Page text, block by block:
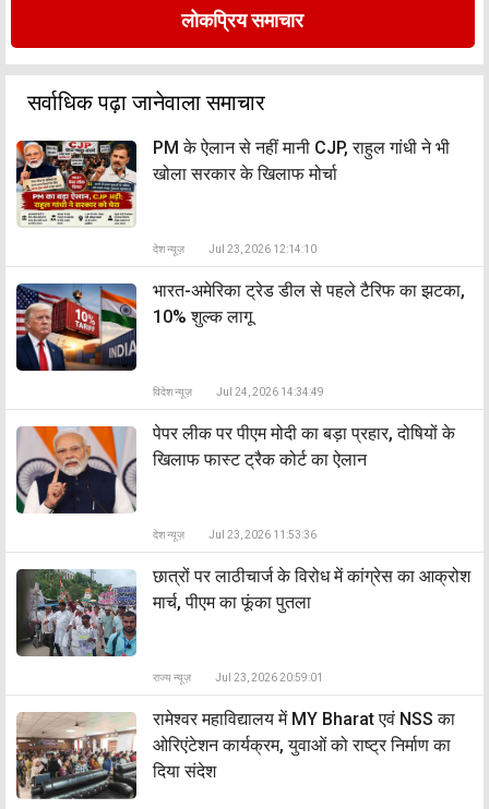
लोकप्रिय समाचार
सर्वाधिक पढ़ा जानेवाला समाचार
PM के ऐलान से नहीं मानी CJP, राहुल गांधी ने भी
खोला सरकार के खिलाफ मोर्चा
देश न्यूज़ Jul 23, 2026 12:14:10
भारत-अमेरिका ट्रेड डील से पहले टैरिफ का झटका,
10% शुल्क लागू
विदेश न्यूज़ Jul 24, 2026 14:34:49
पेपर लीक पर पीएम मोदी का बड़ा प्रहार, दोषियों के
खिलाफ फास्ट ट्रैक कोर्ट का ऐलान
देश न्यूज़ Jul 23, 2026 11:53:36
छात्रों पर लाठीचार्ज के विरोध में कांग्रेस का आक्रोश
मार्च, पीएम का फूंका पुतला
राज्य न्यूज़ Jul 23, 2026 20:59:01
रामेश्वर महाविद्यालय में MY Bharat एवं NSS का
ओरिएंटेशन कार्यक्रम, युवाओं को राष्ट्र निर्माण का
दिया संदेश